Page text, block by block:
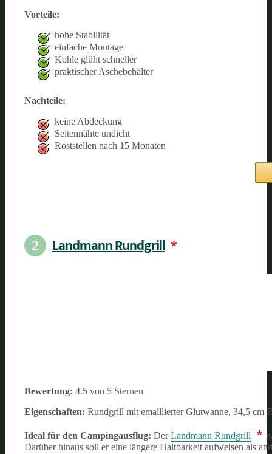
Vorteile:
hohe Stabilität
einfache Montage
Kohle glüht schneller
praktischer Aschebehälter
Nachteile:
keine Abdeckung
Seitennähte undicht
Roststellen nach 15 Monaten
2 Landmann Rundgrill *
Bewertung: 4.5 von 5 Sternen
Eigenschaften: Rundgrill mit emaillierter Glutwanne, 34,5 cm
Ideal für den Campingausflug: DerLandmann Rundgrill *
Darüber hinaus soll er eine längere Haltbarkeit aufweisen als